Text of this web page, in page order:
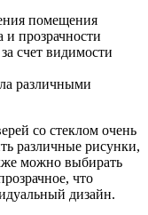
помещения
прозрачности
счет видимости
различными
со стеклом очень
различные рисунки,
можно выбирать
что
дизайн.